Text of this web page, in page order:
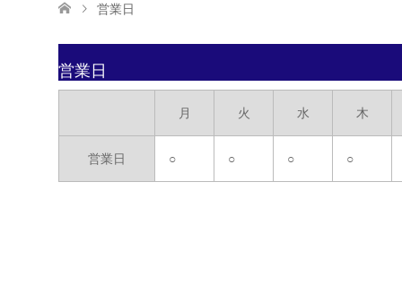
営業日
営業日
月 火 水 木
営業日 ○ ○ ○ ○